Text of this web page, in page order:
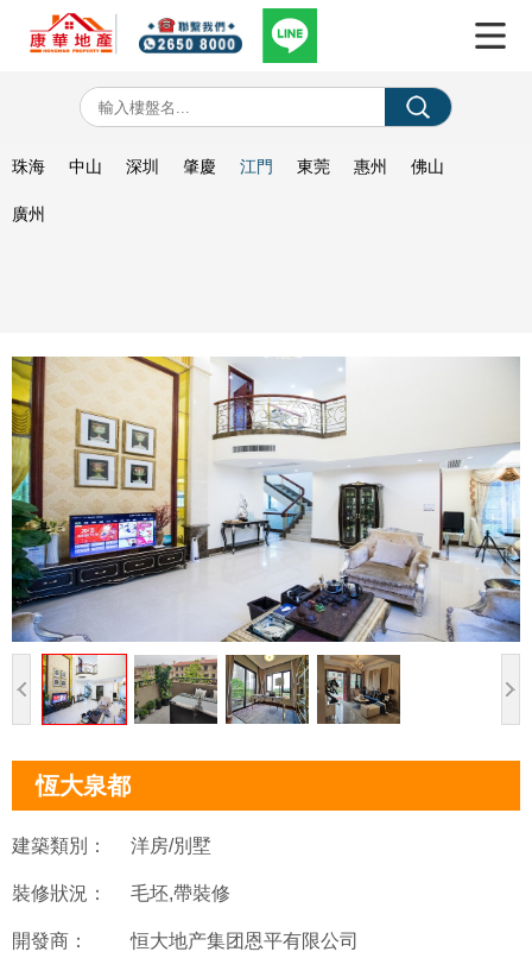
珠海 中山 深圳 肇慶 江門 東莞 惠州 佛山
廣州
恆大泉都
建築類別： 洋房/別墅
裝修狀況： 毛坯,帶裝修
開發商： 恒大地产集团恩平有限公司